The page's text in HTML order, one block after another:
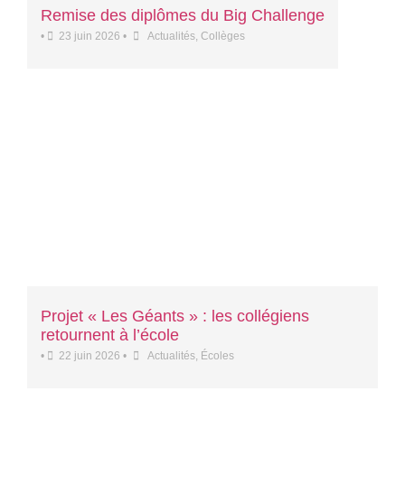
Remise des diplômes du Big Challenge
• 23 juin 2026 • Actualités Collèges
Projet « Les Géants » : les collégiens
retournent à l’école
• 22 juin 2026 • Actualités, Écoles